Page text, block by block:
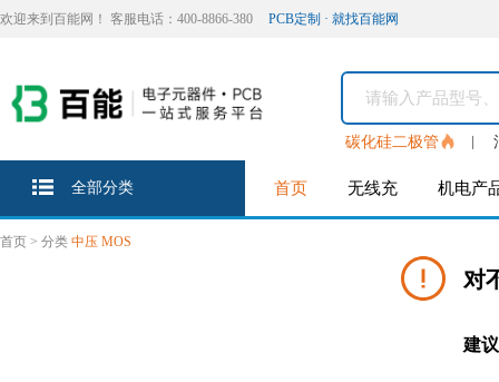
欢迎来到百能网！ 客服电话：400-8866-380 PCB定制 · 就找百能网
碳化硅二极管
全部分类 首页 无线充 机电产
首页 > 分类 中压 MOS
对
建